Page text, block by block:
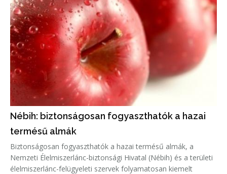
Nébih: biztonságosan fogyaszthatók a hazai
termésű almák
Biztonságosan fogyaszthatók a hazai termésű almák, a
Nemzeti Élelmiszerlánc-biztonsági Hivatal (Nébih) és a területi
élelmiszerlánc-felügyeleti szervek folyamatosan kiemelt